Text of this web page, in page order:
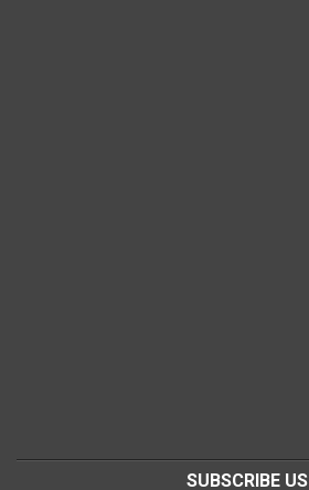
SUBSCRIBE US